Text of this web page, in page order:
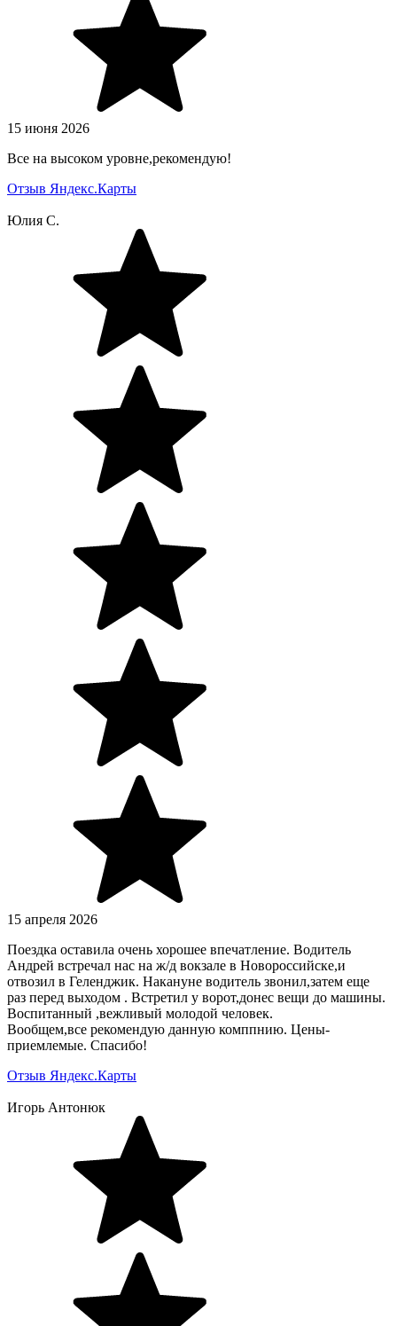
15 июня 2026
Все на высоком уровне,рекомендую!
Отзыв Яндекс.Карты
Юлия С.
15 апреля 2026
Поездка оставила очень хорошее впечатление. Водитель
Андрей встречал нас на ж/д вокзале в Новороссийске,и
отвозил в Геленджик. Накануне водитель звонил,затем еще
раз перед выходом . Встретил у ворот,донес вещи до машины.
Воспитанный ,вежливый молодой человек.
Вообщем,все рекомендую данную комппнию. Цены-
приемлемые. Спасибо!
Отзыв Яндекс.Карты
Игорь Антонюк